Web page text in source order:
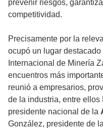
prevenir riesgos,
competitividad.
Precisamente por la
ocupó un lugar
Internacional de Minería
encuentros más
reunió a empresarios,
de la industria, entre
presidente nacional de la
González, presidente de la